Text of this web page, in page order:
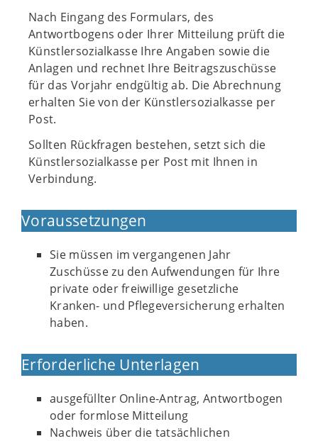
Nach Eingang des Formulars, des
Antwortbogens oder Ihrer Mitteilung prüft die
Künstlersozialkasse Ihre Angaben sowie die
Anlagen und rechnet Ihre Beitragszuschüsse
für das Vorjahr endgültig ab. Die Abrechnung
erhalten Sie von der Künstlersozialkasse per
Post.
Sollten Rückfragen bestehen, setzt sich die
Künstlersozialkasse per Post mit Ihnen in
Verbindung.
Voraussetzungen
Sie müssen im vergangenen Jahr
Zuschüsse zu den Aufwendungen für Ihre
private oder freiwillige gesetzliche
Kranken- und Pflegeversicherung erhalten
haben.
Erforderliche Unterlagen
ausgefüllter Online-Antrag, Antwortbogen
oder formlose Mitteilung
Nachweis über die tatsächlichen